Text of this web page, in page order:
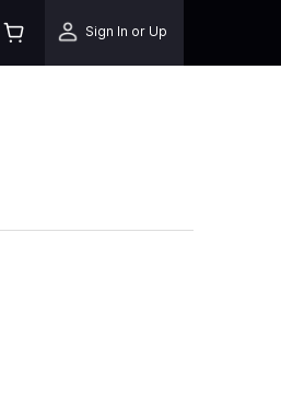
Sign In or Up